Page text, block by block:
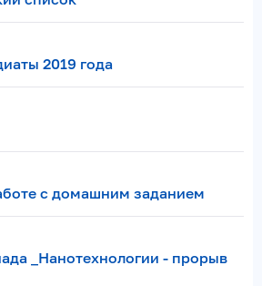
2019 года
с домашним заданием
_Нанотехнологии - прорыв